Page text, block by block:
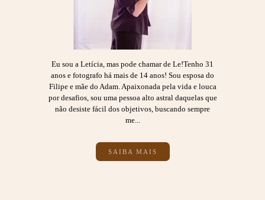
Eu sou a Letícia, mas pode chamar de Le!Tenho 31
anos e fotografo há mais de 14 anos! Sou esposa do
Filipe e mãe do Adam. Apaixonada pela vida e louca
por desafios, sou uma pessoa alto astral daquelas que
não desiste fácil dos objetivos, buscando sempre
me...
SAIBA MAIS